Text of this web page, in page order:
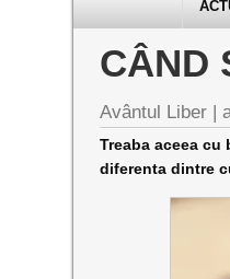
CÂND
Avântul Liber |
Treaba aceea
diferenta dintre